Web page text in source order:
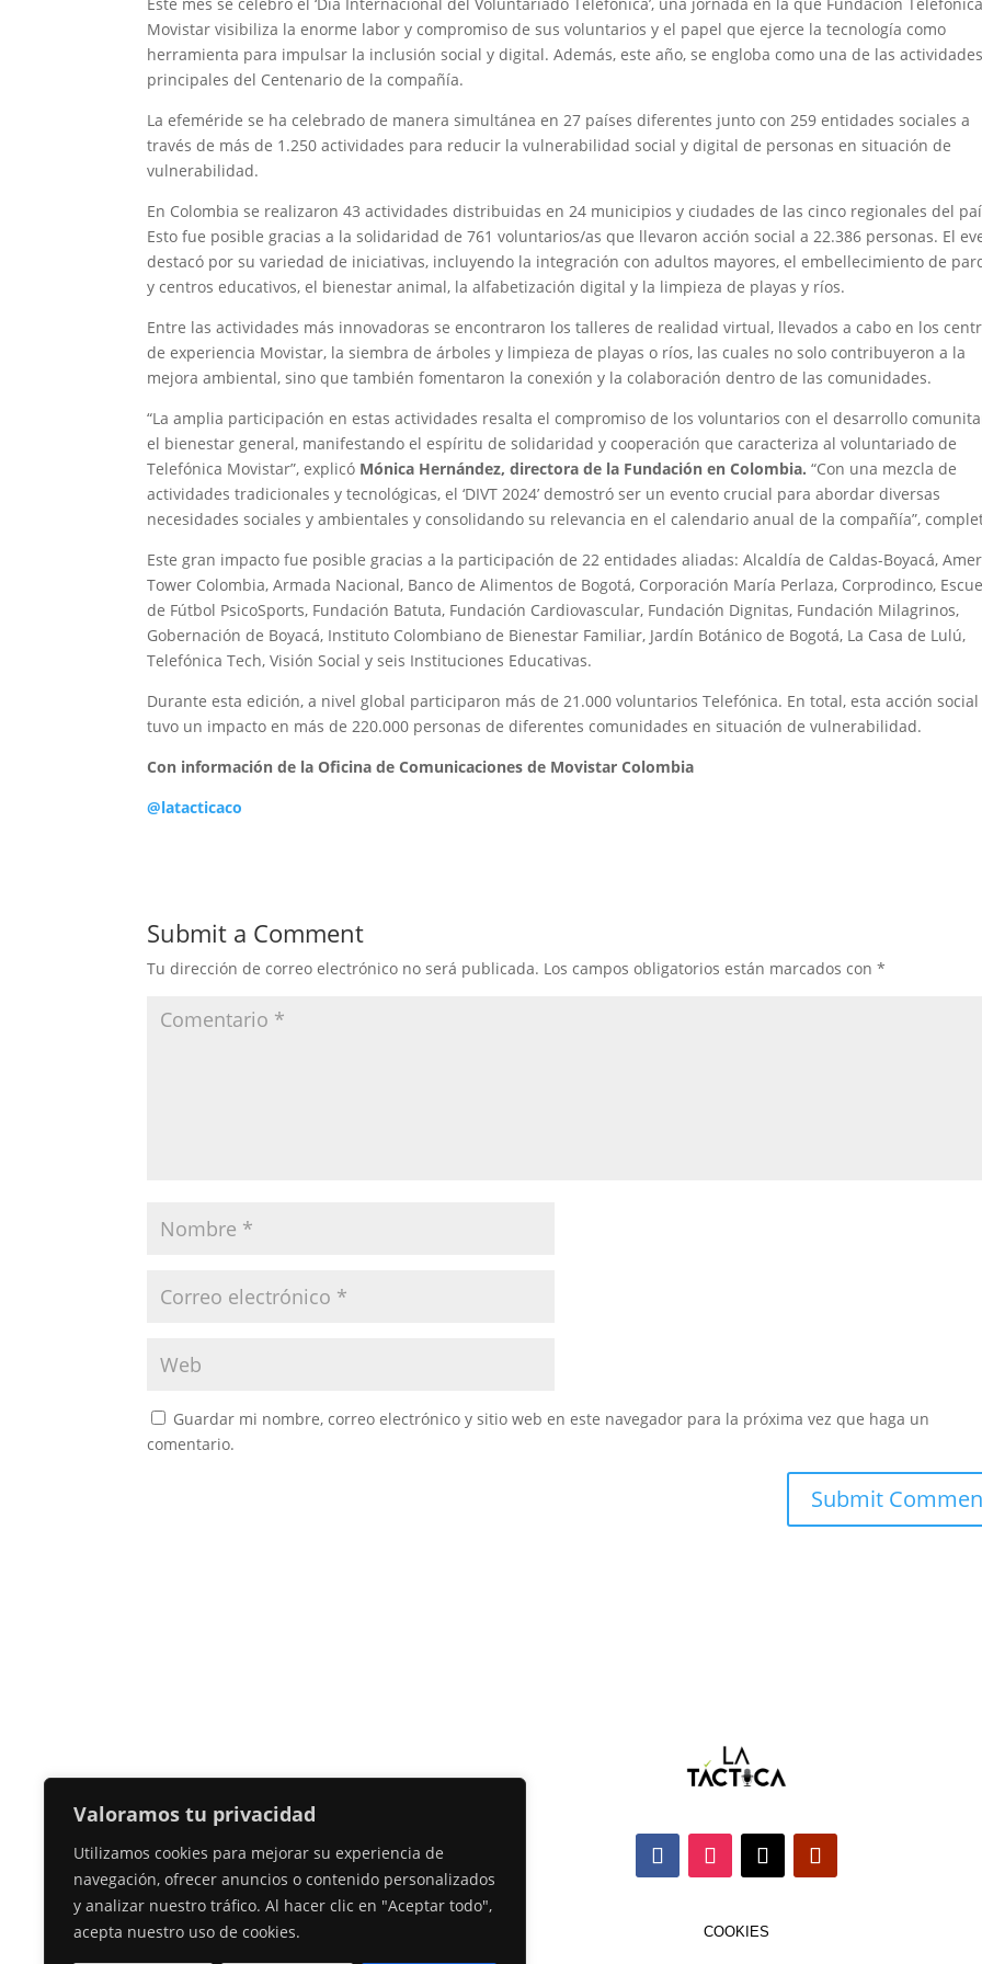
Valoramos tu privacidad
Utilizamos cookies para mejorar su experiencia de
navegación, ofrecer anuncios o contenido personalizados
y analizar nuestro tráfico. Al hacer clic en "Aceptar todo",
acepta nuestro uso de cookies.
Movistar visibiliza la enorme labor y compromiso de sus voluntarios y el papel que ejerce la tecnología como
herramienta para impulsar la inclusión social y digital. Además, este año, se engloba como una de las actividades
principales del Centenario de la compañía.
La efeméride se ha celebrado de manera simultánea en 27 países diferentes junto con 259 entidades sociales a
través de más de 1.250 actividades para reducir la vulnerabilidad social y digital de personas en situación de
vulnerabilidad.
En Colombia se realizaron 43 actividades distribuidas en 24 municipios y ciudades de las cinco regionales del
Esto fue posible gracias a la solidaridad de 761 voluntarios/as que llevaron acción social a 22.386 personas. El
destacó por su variedad de iniciativas, incluyendo la integración con adultos mayores, el embellecimiento de
y centros educativos, el bienestar animal, la alfabetización digital y la limpieza de playas y ríos.
Entre las actividades más innovadoras se encontraron los talleres de realidad virtual, llevados a cabo en los
de experiencia Movistar, la siembra de árboles y limpieza de playas o ríos, las cuales no solo contribuyeron a la
mejora ambiental, sino que también fomentaron la conexión y la colaboración dentro de las comunidades.
“La amplia participación en estas actividades resalta el compromiso de los voluntarios con el desarrollo
el bienestar general, manifestando el espíritu de solidaridad y cooperación que caracteriza al voluntariado de
Telefónica Movistar”, explicó Mónica Hernández, directora de la Fundación en Colombia. “Con una mezcla de
actividades tradicionales y tecnológicas, el ‘DIVT 2024’ demostró ser un evento crucial para abordar diversas
necesidades sociales y ambientales y consolidando su relevancia en el calendario anual de la compañía”,
Este gran impacto fue posible gracias a la participación de 22 entidades aliadas: Alcaldía de Caldas-Boyacá,
Tower Colombia, Armada Nacional, Banco de Alimentos de Bogotá, Corporación María Perlaza, Corprodinco,
de Fútbol PsicoSports, Fundación Batuta, Fundación Cardiovascular, Fundación Dignitas, Fundación Milagrinos,
Gobernación de Boyacá, Instituto Colombiano de Bienestar Familiar, Jardín Botánico de Bogotá, La Casa de Lulú,
Telefónica Tech, Visión Social y seis Instituciones Educativas.
Durante esta edición, a nivel global participaron más de 21.000 voluntarios Telefónica. En total, esta acción social
tuvo un impacto en más de 220.000 personas de diferentes comunidades en situación de vulnerabilidad.
Con información de la Oficina de Comunicaciones de Movistar Colombia
@latacticaco
Submit a Comment
Tu dirección de correo electrónico no será publicada. Los campos obligatorios están marcados con*
Guardar mi nombre, correo electrónico y sitio web en este navegador para la próxima vez que haga un
comentario.
COOKIES